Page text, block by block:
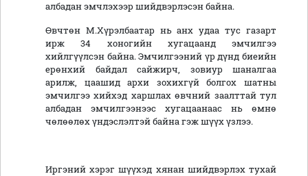
албадан эмчлэхээр шийдвэрлэсэн байна.
Өвчтөн М.Хүрэлбаатар нь анх удаа тус газарт
ирж 34 хоногийн хугацаанд эмчилгээ
хийлгүүлсэн байна. Эмчилгээний үр дүнд биеийн
ерөнхий байдал сайжирч, зовиур шаналгаа
арилж, цаашид архи зохихгүй болгох шатны
эмчилгээ хийхэд харшлах өвчний заалттай тул
албадан эмчилгээнээс хугацаанаас нь өмнө
чөлөөлөх үндэслэлтэй байна гэж шүүх үзлээ.
Иргэний хэрэг шүүхэд хянан шийдвэрлэх тухай